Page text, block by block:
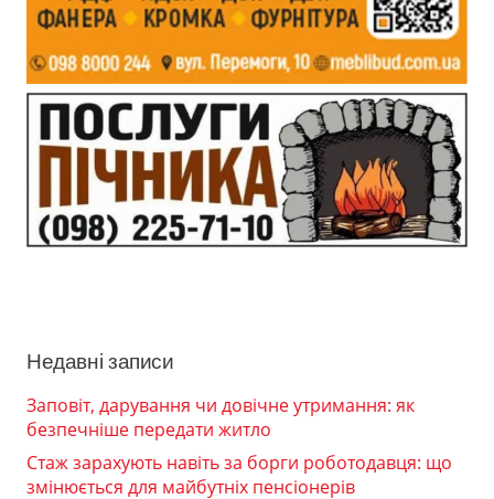
Недавні записи
Заповіт, дарування чи довічне утримання: як
безпечніше передати житло
Стаж зарахують навіть за борги роботодавця: що
змінюється для майбутніх пенсіонерів